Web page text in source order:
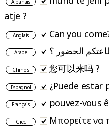
Albanais
atje ?
Anglais Can you
Arabe الحضور ؟
Chinois 您可以来吗 ?
Espagnol ¿Puede estar
Français pouvez-vous
Grec Μπορείτε να